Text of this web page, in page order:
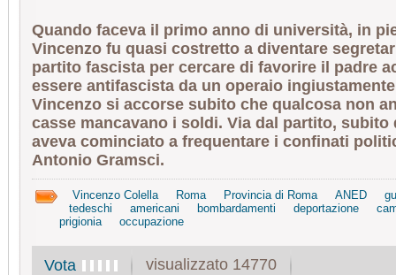
Quando faceva il primo anno di università, in
Vincenzo fu quasi costretto a diventare
partito fascista per cercare di favorire il padre
essere antifascista da un operaio
Vincenzo si accorse subito che qualcosa non
casse mancavano i soldi. Via dal partito, subito
aveva cominciato a frequentare i confinati
Antonio Gramsci.
Vincenzo Colella Roma Provincia di Roma ANED
tedeschi
americani bombardamenti deportazione
prigionia
occupazione
Vota visualizzato 14770